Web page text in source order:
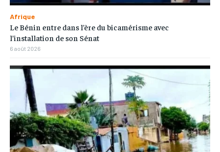
Afrique
Le Bénin entre dans l’ère du bicamérisme avec
l’installation de son Sénat
6 août 2026